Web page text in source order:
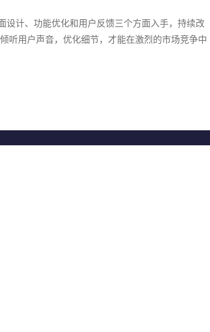
计、功能优化和用户反馈三个方面入手，持续改
听用户声音，优化细节，才能在激烈的市场竞争中